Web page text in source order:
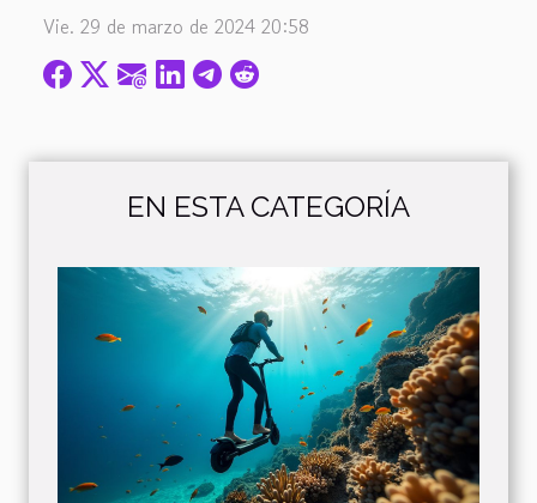
EN ESTA CATEGORÍA
Vie. 29 de marzo de 2024 20:58